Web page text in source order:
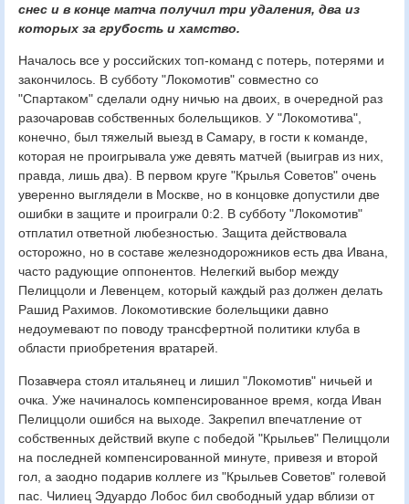
снес и в конце матча получил три удаления, два из
которых за грубость и хамство.
Началось все у российских топ-команд с потерь, потерями и
закончилось. В субботу "Локомотив" совместно со
"Спартаком" сделали одну ничью на двоих, в очередной раз
разочаровав собственных болельщиков. У "Локомотива",
конечно, был тяжелый выезд в Самару, в гости к команде,
которая не проигрывала уже девять матчей (выиграв из них,
правда, лишь два). В первом круге "Крылья Советов" очень
уверенно выглядели в Москве, но в концовке допустили две
ошибки в защите и проиграли 0:2. В субботу "Локомотив"
отплатил ответной любезностью. Защита действовала
осторожно, но в составе железнодорожников есть два Ивана,
часто радующие оппонентов. Нелегкий выбор между
Пелиццоли и Левенцем, который каждый раз должен делать
Рашид Рахимов. Локомотивские болельщики давно
недоумевают по поводу трансфертной политики клуба в
области приобретения вратарей.
Позавчера стоял итальянец и лишил "Локомотив" ничьей и
очка. Уже начиналось компенсированное время, когда Иван
Пелиццоли ошибся на выходе. Закрепил впечатление от
собственных действий вкупе с победой "Крыльев" Пелиццоли
на последней компенсированной минуте, привезя и второй
гол, а заодно подарив коллеге из "Крыльев Советов" голевой
пас. Чилиец Эдуардо Лобос бил свободный удар вблизи от